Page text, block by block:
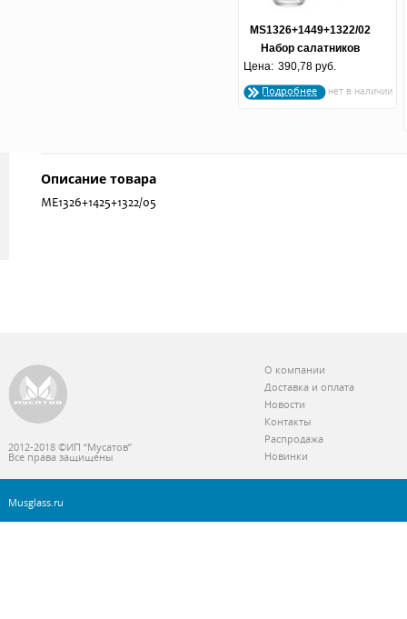
MS1326+1449+1322/02
Набор салатников
d=190.160.110
"Гармония" ¼
Цена: 390,78 руб.
Подробнее
Описание товара
ME1326+1425+1322/05
2012-2018 ©ИП “Мусатов”
Все права защищены
О компании
Доставка и оплата
Новости
Контакты
Распродажа
Новинки
Musglass.ru